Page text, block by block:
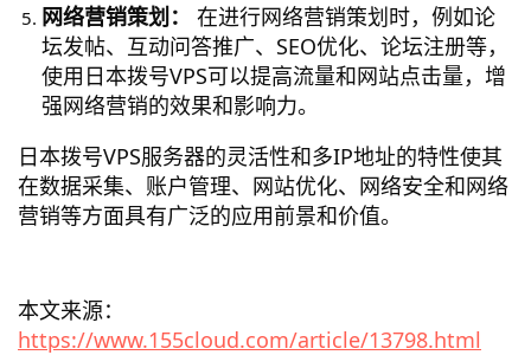
网络营销策划：
在进行网络营销策划时，例如论
坛发帖、互动问答推广、SEO优化、论坛注册等，
使用日本拨号VPS可以提高流量和网站点击量，增
强网络营销的效果和影响力。
日本拨号VPS服务器的灵活性和多IP地址的特性使其
在数据采集、账户管理、网站优化、网络安全和网络
营销等方面具有广泛的应用前景和价值。
本文来源：
https://www.155cloud.com/article/13798.html